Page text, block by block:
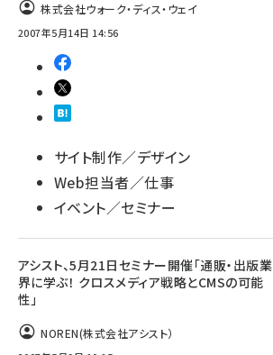
株式会社ウォーク・ディス・ウェイ
2007年5月14日 14:56
サイト制作／デザイン
Web担当者／仕事
イベント／セミナー
アシスト、5月21日セミナー開催「通販・出版業
界に学ぶ！ クロスメディア戦略とCMSの可能
性」
NOREN(株式会社アシスト）